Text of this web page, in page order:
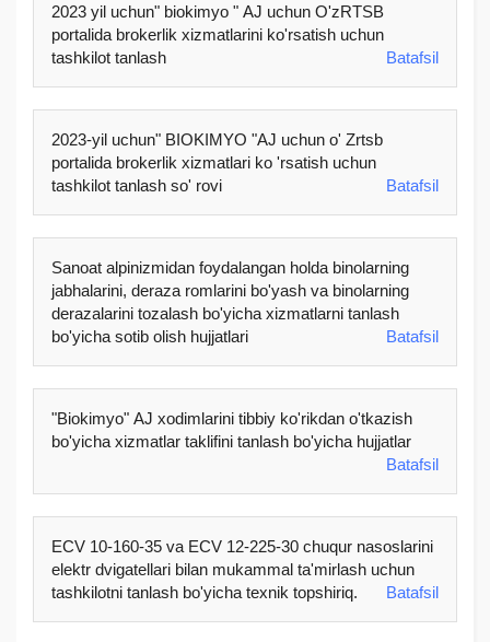
2023 yil uchun" biokimyo " AJ uchun O'zRTSB
portalida brokerlik xizmatlarini ko'rsatish uchun
tashkilot tanlash
Batafsil
2023-yil uchun" BIOKIMYO "AJ uchun o' Zrtsb
portalida brokerlik xizmatlari ko 'rsatish uchun
tashkilot tanlash so' rovi
Batafsil
Sanoat alpinizmidan foydalangan holda binolarning
jabhalarini, deraza romlarini bo'yash va binolarning
derazalarini tozalash bo'yicha xizmatlarni tanlash
bo'yicha sotib olish hujjatlari
Batafsil
"Biokimyo" AJ xodimlarini tibbiy ko'rikdan o'tkazish
bo'yicha xizmatlar taklifini tanlash bo'yicha hujjatlar
Batafsil
ECV 10-160-35 va ECV 12-225-30 chuqur nasoslarini
elektr dvigatellari bilan mukammal ta'mirlash uchun
tashkilotni tanlash bo'yicha texnik topshiriq.
Batafsil